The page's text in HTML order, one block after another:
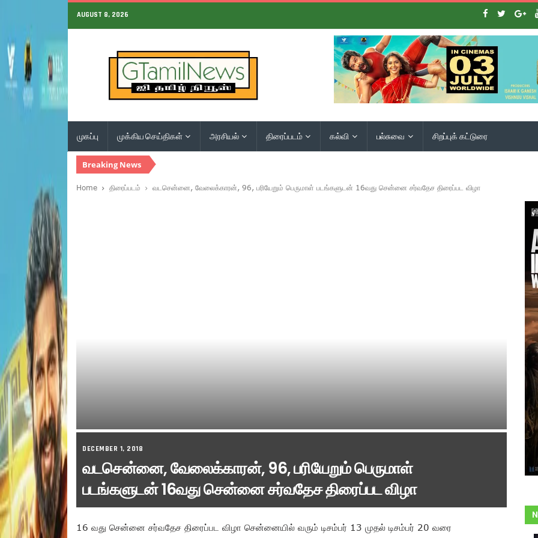
AUGUST 8, 2026
முகப்பு முக்கிய செய்திகள் அரசியல் திரைப்படம் கல்வி பல்சுவை சிறப்புக் கட்டுரை
Breaking News
Home திரைப்படம் வடசென்னை, வேலைக்காரன், 96, பரியேறும் பெருமாள் படங்களுடன் 16வது சென்னை சர்வதேச திரைப்பட விழா
DECEMBER 1, 2018
வடசென்னை, வேலைக்காரன், 96, பரியேறும் பெருமாள்
படங்களுடன் 16வது சென்னை சர்வதேச திரைப்பட விழா
16 வது சென்னை சர்வதேச திரைப்பட விழா சென்னையில் வரும் டிசம்பர் 13 முதல் டிசம்பர் 20 வரை